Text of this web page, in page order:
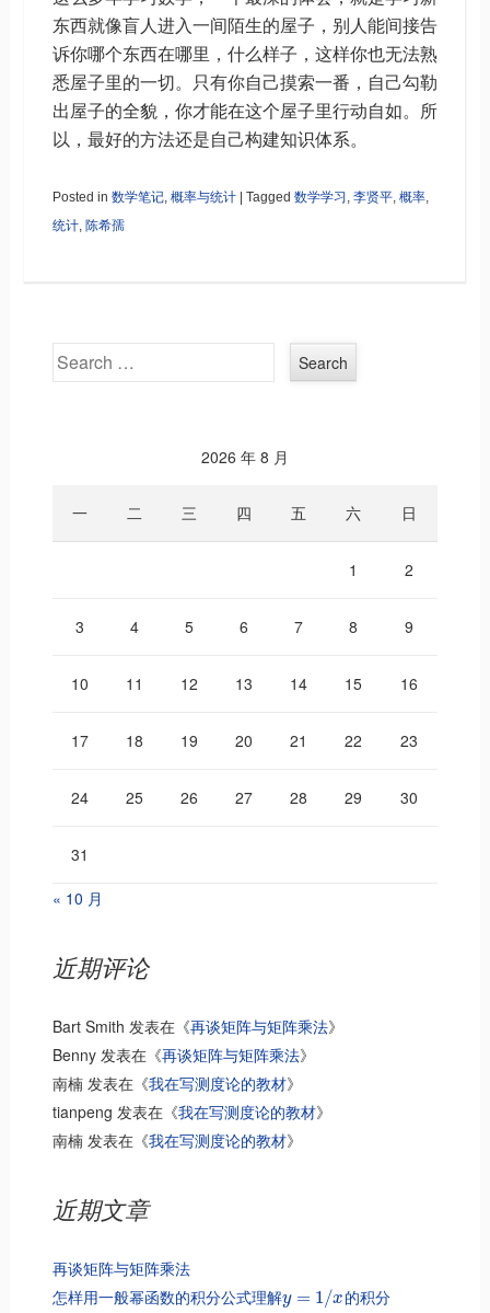
东西就像盲人进入一间陌生的屋子，别人能间接告
诉你哪个东西在哪里，什么样子，这样你也无法熟
悉屋子里的一切。只有你自己摸索一番，自己勾勒
出屋子的全貌，你才能在这个屋子里行动自如。所
以，最好的方法还是自己构建知识体系。
Posted in 数学笔记, 概率与统计 Tagged 数学学习 , 李贤平, 概率,
统计, 陈希孺
Search
2026 年 8 月
一 二 三 四 五 六 日
1 2
3 4 5 6 7 8 9
10 11 12 13 14 15 16
17 18 19 20 21 22 23
24 25 26 27 28 29 30
31
« 10 月
近期评论
Bart Smith 发表在《再谈矩阵与矩阵乘法》
Benny发表在《再谈矩阵与矩阵乘法》
南楠发表在《我在写测度论的教材》
tianpeng 发表在《我在写测度论的教材》
南楠发表在《我在写测度论的教材》
近期文章
再谈矩阵与矩阵乘法
怎样用一般幂函数的积分公式理解y = 1/x的积分